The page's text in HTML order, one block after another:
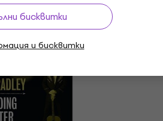
бисквитки
и бисквитки